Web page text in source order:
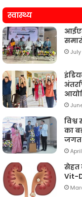
स्वास्थ्य
का
जगत
सेहत
Vit-